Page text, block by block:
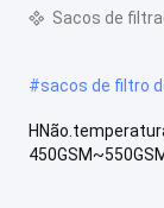
Sacos de
#sacos de filtro